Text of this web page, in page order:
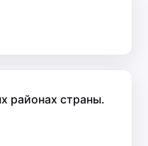
районах страны.